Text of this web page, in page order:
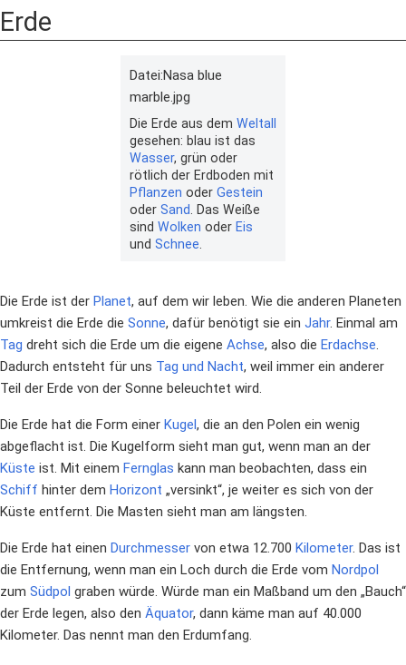
Erde
Datei:Nasa blue
marble.jpg
Die Erde aus dem Weltall
gesehen: blau ist das
Wasser, grün oder
rötlich der Erdboden mit
Pflanzen oder Gestein
oder Sand . Das Weiße
sind Wolken oder Eis
und Schnee
Die Erde ist der Planet, auf dem wir leben. Wie die anderen Planeten
umkreist die Erde die Sonne, dafür benötigt sie ein Jahr. Einmal am
Tag dreht sich die Erde um die eigene Achse, also die Erdachse.
Dadurch entsteht für uns Tag und Nacht, weil immer ein anderer
Teil der Erde von der Sonne beleuchtet wird.
Die Erde hat die Form einer Kugel, die an den Polen ein wenig
abgeflacht ist. Die Kugelform sieht man gut, wenn man an der
Küste ist. Mit einem Fernglas kann man beobachten, dass ein
Schiff hinter dem Horizont „versinkt“, je weiter es sich von der
Küste entfernt. Die Masten sieht man am längsten.
Die Erde hat einen Durchmesser von etwa 12.700 Kilometer. Das ist
die Entfernung, wenn man ein Loch durch die Erde vom Nordpol
zum Südpol graben würde. Würde man ein Maßband um den „Bauch“
der Erde legen, also den Äquator, dann käme man auf 40.000
Kilometer. Das nennt man den Erdumfang.